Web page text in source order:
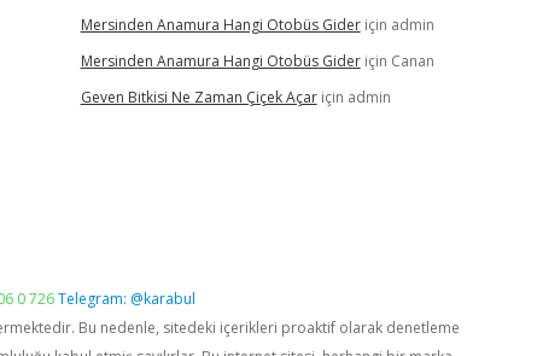
Mersinden Anamura Hangi Otobüs Gideriçin admin
Mersinden Anamura Hangi Otobüs Gideriçin Canan
Geven Bitkisi Ne Zaman Çiçek Açariçin admin
0 726Telegram: @karabul
Bu nedenle, sitedeki içerikleri proaktif olarak denetleme